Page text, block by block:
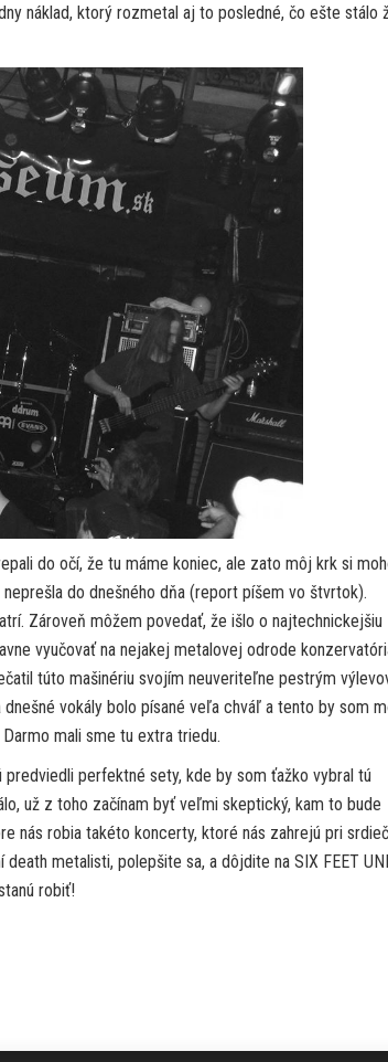
náklad, ktorý rozmetal aj to posledné, čo ešte stálo
do očí, že tu máme koniec, ale zato môj krk si
do dnešného dňa (report píšem vo štvrtok).
Zároveň môžem povedať, že išlo o najtechnickejšiu
vyučovať na nejakej metalovej odrode
túto mašinériu svojím neuveriteľne pestrým
vokály bolo písané veľa chváľ a tento by som
mali sme tu extra triedu.
perfektné sety, kde by som ťažko vybral tú
už z toho začínam byť veľmi skeptický, kam to bude
nás robia takéto koncerty, ktoré nás zahrejú pri
metalisti, polepšite sa, a dôjdite na SIX FEET
robiť!